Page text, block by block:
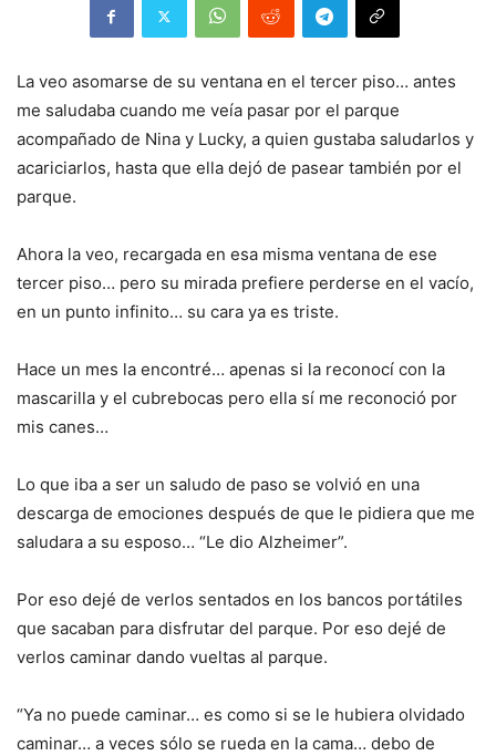
La veo asomarse de su ventana en el tercer piso… antes
me saludaba cuando me veía pasar por el parque
acompañado de Nina y Lucky, a quien gustaba saludarlos y
acariciarlos, hasta que ella dejó de pasear también por el
parque.
Ahora la veo, recargada en esa misma ventana de ese
tercer piso… pero su mirada prefiere perderse en el vacío,
en un punto infinito… su cara ya es triste.
Hace un mes la encontré… apenas si la reconocí con la
mascarilla y el cubrebocas pero ella sí me reconoció por
mis canes…
Lo que iba a ser un saludo de paso se volvió en una
descarga de emociones después de que le pidiera que me
saludara a su esposo… “Le dio Alzheimer”.
Por eso dejé de verlos sentados en los bancos portátiles
que sacaban para disfrutar del parque. Por eso dejé de
verlos caminar dando vueltas al parque.
“Ya no puede caminar… es como si se le hubiera olvidado
caminar… a veces sólo se rueda en la cama… debo de